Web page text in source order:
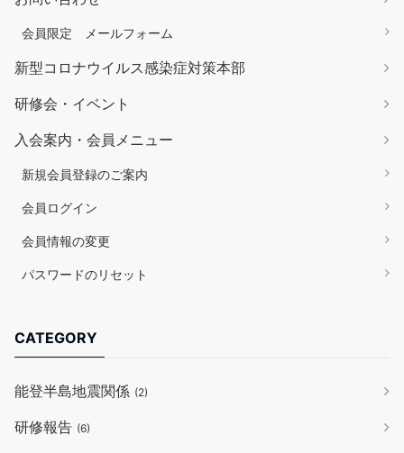
会員限定 メールフォーム
新型コロナウイルス感染症対策本部
研修会・イベント
入会案内・会員メニュー
新規会員登録のご案内
会員ログイン
会員情報の変更
パスワードのリセット
CATEGORY
能登半島地震関係 (2)
研修報告 (6)